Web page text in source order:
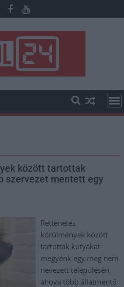
között tartottak
szervezet mentett egy
Rettenetes
körülmények között
tartottak kutyákat
megyénk egy meg nem
nevezett településén,
ahova több állatmentő